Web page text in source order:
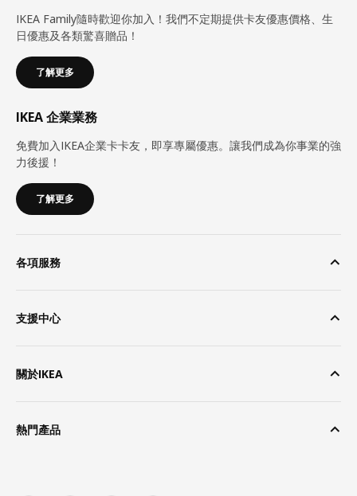
IKEA Family隨時歡迎你加入！我們不定期提供卡友優惠價格、生
日優惠及各類驚喜贈品！
了解更多
IKEA 企業業務
免費加入IKEA企業卡卡友，即享專屬優惠。讓我們成為你事業的強
力後援！
了解更多
各項服務
支援中心
關於IKEA
熱門產品